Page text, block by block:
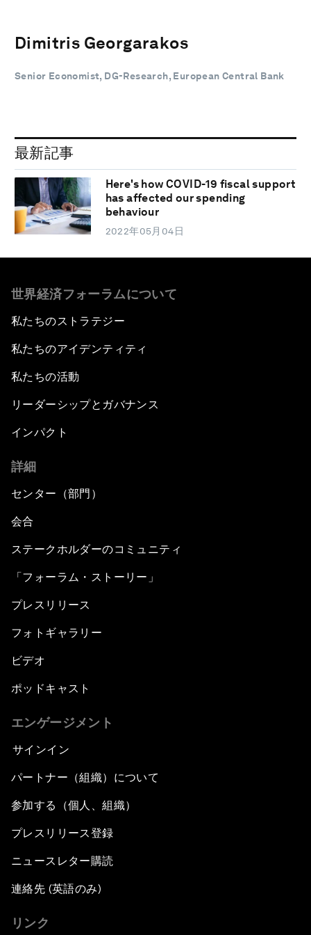
Dimitris Georgarakos
Senior Economist, DG-Research, European Central Bank
最新記事
Here's how COVID-19 fiscal support
has affected our spending
behaviour
2022年05月04日
世界経済フォーラムについて
私たちのストラテジー
私たちのアイデンティティ
私たちの活動
リーダーシップとガバナンス
インパクト
詳細
センター（部門）
会合
ステークホルダーのコミュニティ
「フォーラム・ストーリー」
プレスリリース
フォトギャラリー
ビデオ
ポッドキャスト
エンゲージメント
サインイン
パートナー（組織）について
参加する（個人、組織）
プレスリリース登録
ニュースレター購読
連絡先 (英語のみ)
リンク